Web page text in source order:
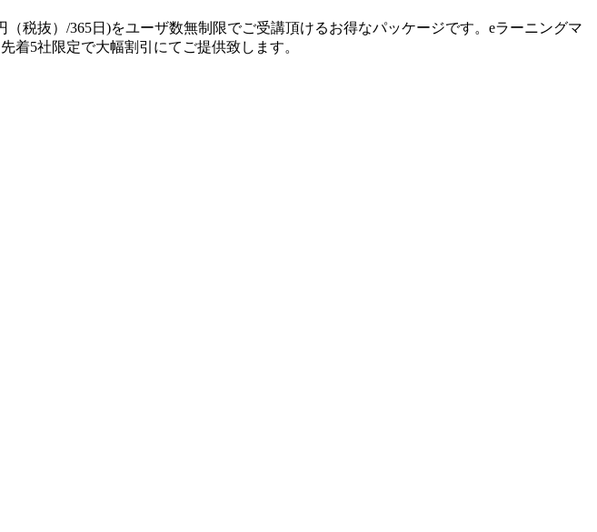
税抜）/365日)をユーザ数無制限でご受講頂けるお得なパッケージです。eラーニングマ
着5社限定で大幅割引にてご提供致します。